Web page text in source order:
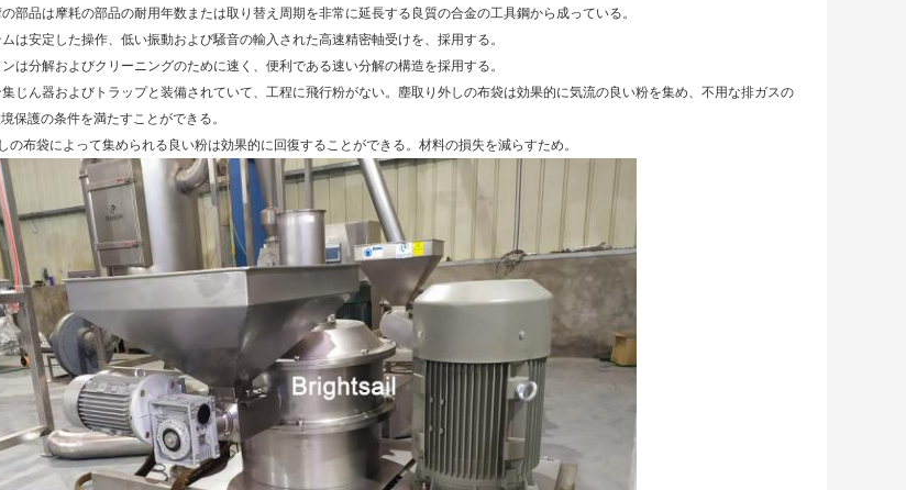
部品は摩耗の部品の耐用年数または取り替え周期を非常に延長する良質の合金の工具鋼から成っている。
は安定した操作、低い振動および騒音の輸入された高速精密軸受けを、採用する。
は分解およびクリーニングのために速く、便利である速い分解の構造を採用する。
じん器およびトラップと装備されていて、工程に飛行粉がない。塵取り外しの布袋は効果的に気流の良い粉を集め、不用な排ガスの
保護の条件を満たすことができる。
の布袋によって集められる良い粉は効果的に回復することができる。材料の損失を減らすため。